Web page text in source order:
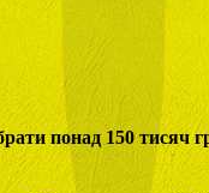
понад 150 тисяч